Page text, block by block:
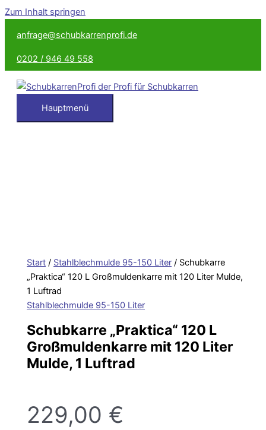
Zum Inhalt springen
anfrage@schubkarrenprofi.de
0202 / 946 49 558
Hauptmenü
Start / Stahlblechmulde 95-150 Liter / Schubkarre
„Praktica“ 120 L Großmuldenkarre mit 120 Liter Mulde,
1 Luftrad
Stahlblechmulde 95-150 Liter
Schubkarre „Praktica“ 120 L
Großmuldenkarre mit 120 Liter
Mulde, 1 Luftrad
229,00 €